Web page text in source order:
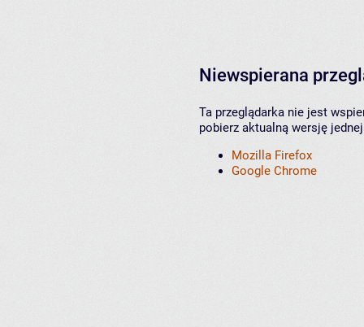
Niewspierana
Ta przeglądarka nie jest
pobierz aktualną wersję
Mozilla Firefox
Google Chrome